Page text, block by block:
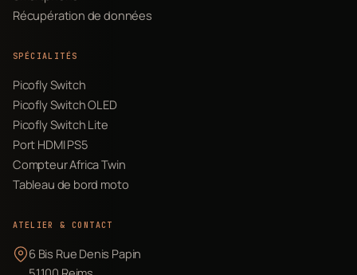
Récupération de données
SPÉCIALITÉS
Picofly Switch
Picofly Switch OLED
Picofly Switch Lite
Port HDMI PS5
Compteur Africa Twin
Tableau de bord moto
ATELIER & CONTACT
6 Bis Rue Denis Papin